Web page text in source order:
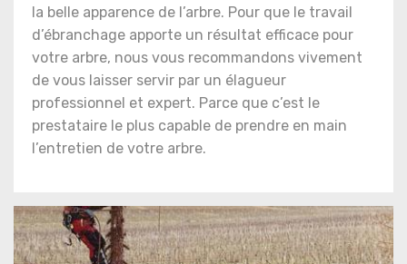
la belle apparence de l’arbre. Pour que le travail
d’ébranchage apporte un résultat efficace pour
votre arbre, nous vous recommandons vivement
de vous laisser servir par un élagueur
professionnel et expert. Parce que c’est le
prestataire le plus capable de prendre en main
l’entretien de votre arbre.